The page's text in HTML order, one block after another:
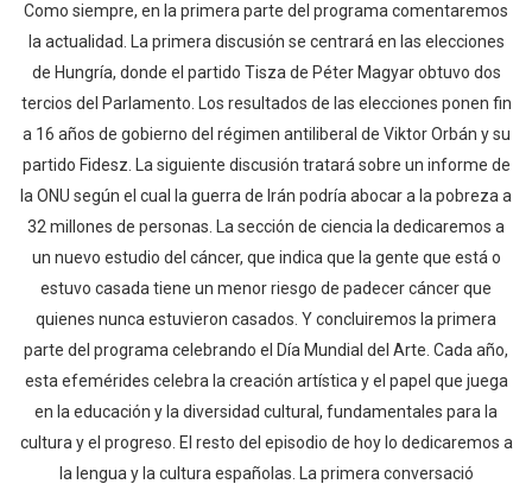
Como siempre, en la primera parte del programa comentaremos
la actualidad. La primera discusión se centrará en las elecciones
de Hungría, donde el partido Tisza de Péter Magyar obtuvo dos
tercios del Parlamento. Los resultados de las elecciones ponen fin
a 16 años de gobierno del régimen antiliberal de Viktor Orbán y su
partido Fidesz. La siguiente discusión tratará sobre un informe de
la ONU según el cual la guerra de Irán podría abocar a la pobreza a
32 millones de personas. La sección de ciencia la dedicaremos a
un nuevo estudio del cáncer, que indica que la gente que está o
estuvo casada tiene un menor riesgo de padecer cáncer que
quienes nunca estuvieron casados. Y concluiremos la primera
parte del programa celebrando el Día Mundial del Arte. Cada año,
esta efemérides celebra la creación artística y el papel que juega
en la educación y la diversidad cultural, fundamentales para la
cultura y el progreso. El resto del episodio de hoy lo dedicaremos a
la lengua y la cultura españolas. La primera conversació